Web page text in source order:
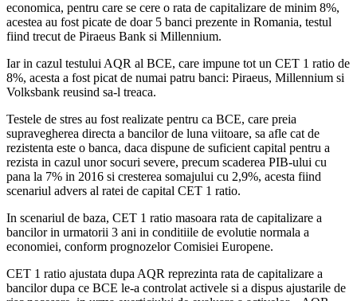
economica, pentru care se cere o rata de capitalizare de minim 8%,
acestea au fost picate de doar 5 banci prezente in Romania, testul
fiind trecut de Piraeus Bank si Millennium.
Iar in cazul testului AQR al BCE, care impune tot un CET 1 ratio de
8%, acesta a fost picat de numai patru banci: Piraeus, Millennium si
Volksbank reusind sa-l treaca.
Testele de stres au fost realizate pentru ca BCE, care preia
supravegherea directa a bancilor de luna viitoare, sa afle cat de
rezistenta este o banca, daca dispune de suficient capital pentru a
rezista in cazul unor socuri severe, precum scaderea PIB-ului cu
pana la 7% in 2016 si cresterea somajului cu 2,9%, acesta fiind
scenariul advers al ratei de capital CET 1 ratio.
In scenariul de baza, CET 1 ratio masoara rata de capitalizare a
bancilor in urmatorii 3 ani in conditiile de evolutie normala a
economiei, conform prognozelor Comisiei Europene.
CET 1 ratio ajustata dupa AQR reprezinta rata de capitalizare a
bancilor dupa ce BCE le-a controlat activele si a dispus ajustarile de